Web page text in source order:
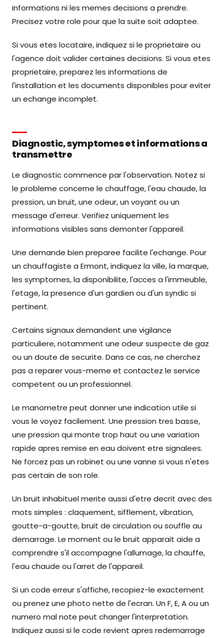
informations ni les memes decisions a prendre.
Precisez votre role pour que la suite soit adaptee.
Si vous etes locataire, indiquez si le proprietaire ou
l'agence doit valider certaines decisions. Si vous etes
proprietaire, preparez les informations de
l'installation et les documents disponibles pour eviter
un echange incomplet.
Diagnostic, symptomes et informations a
transmettre
Le diagnostic commence par l'observation. Notez si
le probleme concerne le chauffage, l'eau chaude, la
pression, un bruit, une odeur, un voyant ou un
message d'erreur. Verifiez uniquement les
informations visibles sans demonter l'appareil.
Une demande bien preparee facilite l'echange. Pour
un chauffagiste a Ermont, indiquez la ville, la marque,
les symptomes, la disponibilite, l'acces a l'immeuble,
l'etage, la presence d'un gardien ou d'un syndic si
pertinent.
Certains signaux demandent une vigilance
particuliere, notamment une odeur suspecte de gaz
ou un doute de securite. Dans ce cas, ne cherchez
pas a reparer vous-meme et contactez le service
competent ou un professionnel.
Le manometre peut donner une indication utile si
vous le voyez facilement. Une pression tres basse,
une pression qui monte trop haut ou une variation
rapide apres remise en eau doivent etre signalees.
Ne forcez pas un robinet ou une vanne si vous n'etes
pas certain de son role.
Un bruit inhabituel merite aussi d'etre decrit avec des
mots simples : claquement, sifflement, vibration,
goutte-a-goutte, bruit de circulation ou souffle au
demarrage. Le moment ou le bruit apparait aide a
comprendre s'il accompagne l'allumage, la chauffe,
l'eau chaude ou l'arret de l'appareil.
Si un code erreur s'affiche, recopiez-le exactement
ou prenez une photo nette de l'ecran. Un F, E, A ou un
numero mal note peut changer l'interpretation.
Indiquez aussi si le code revient apres redemarrage